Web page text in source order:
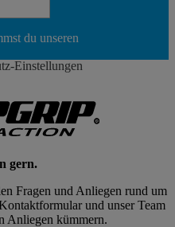
du unseren
Einstellungen
gern.
Fragen und Anliegen rund um
und unser Team
Anliegen kümmern.